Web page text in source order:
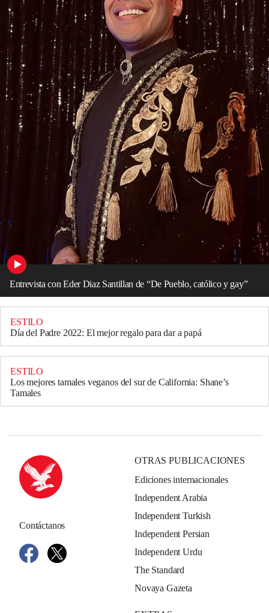
Entrevista con Eder Diaz Santillan de “De Pueblo, católico y gay”
ESTILO
Día del Padre 2022: El mejor regalo para dar a papá
ESTILO
Los mejores tamales veganos del sur de California: Shane’s
Tamales
Contáctanos
OTRAS PUBLICACIONES
Ediciones internacionales
Independent Arabia
Independent Turkish
Independent Persian
Independent Urdu
The Standard
Novaya Gazeta